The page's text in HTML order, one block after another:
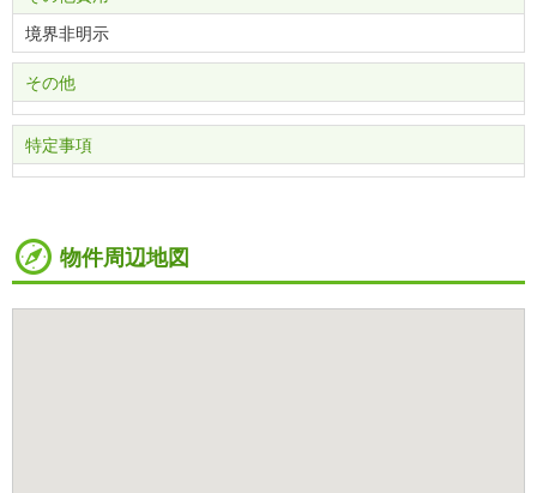
境界非明示
その他
特定事項
物件周辺地図